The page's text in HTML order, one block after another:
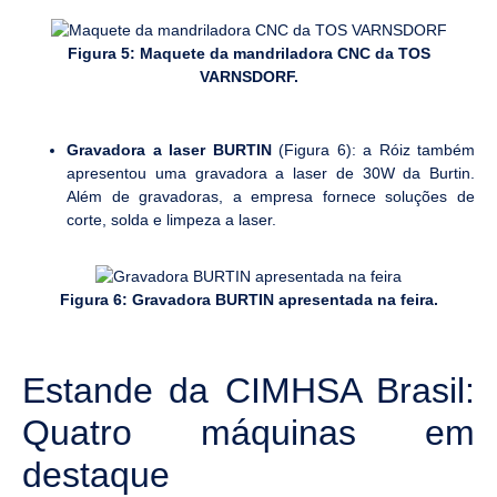
Figura 5: Maquete da mandriladora CNC da TOS
VARNSDORF.
Gravadora a laser BURTIN(Figura 6): a Róiz também
apresentou uma gravadora a laser de 30W da Burtin.
Além de gravadoras, a empresa fornece soluções de
corte, solda e limpeza a laser.
Figura 6: Gravadora BURTIN apresentada na feira.
Estande da CIMHSA Brasil:
Quatro máquinas em
destaque